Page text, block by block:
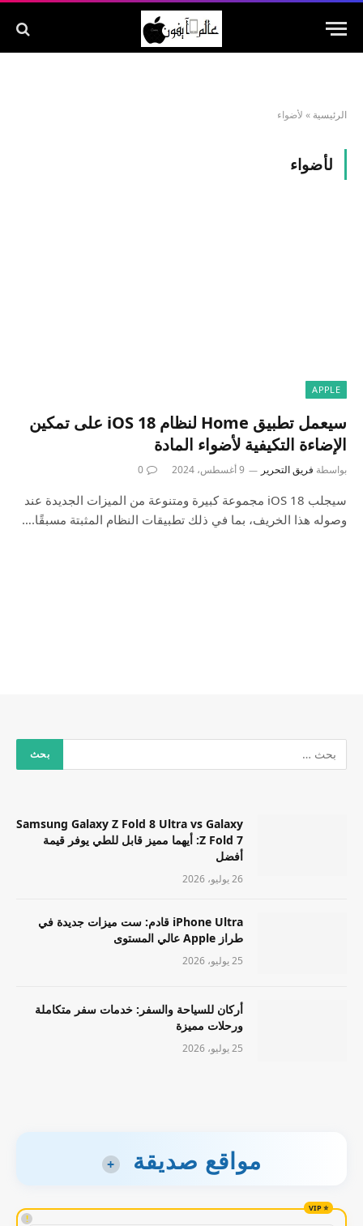
الرئيسية » لأضواء
لأضواء
APPLE
سيعمل تطبيق Home لنظام iOS 18 على تمكين
الإضاءة التكيفية لأضواء المادة
بواسطة فريق التحرير 9 أغسطس، 2024 0
سيجلب iOS 18 مجموعة كبيرة ومتنوعة من الميزات الجديدة عند
وصوله هذا الخريف، بما في ذلك تطبيقات النظام المثبتة مسبقًا.…
Samsung Galaxy Z Fold 8 Ultra vs Galaxy
Z Fold 7: أيهما مميز قابل للطي يوفر قيمة
أفضل
26 يوليو، 2026
iPhone Ultra قادم: ست ميزات جديدة في
طراز Apple عالي المستوى
25 يوليو، 2026
أركان للسياحة والسفر: خدمات سفر متكاملة
ورحلات مميزة
25 يوليو، 2026
مواقع صديقة +
!